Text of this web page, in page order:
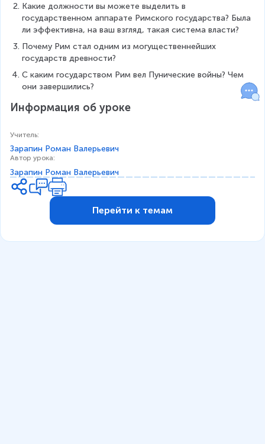
Какие должности вы можете выделить в
государственном аппарате Римского государства? Была
ли эффективна, на ваш взгляд, такая система власти?
Почему Рим стал одним из могущественнейших
государств древности?
С каким государством Рим вел Пунические войны? Чем
они завершились?
Информация об уроке
Учитель:
Зарапин Роман Валерьевич
Автор урока:
Зарапин Роман Валерьевич
Перейти к темам